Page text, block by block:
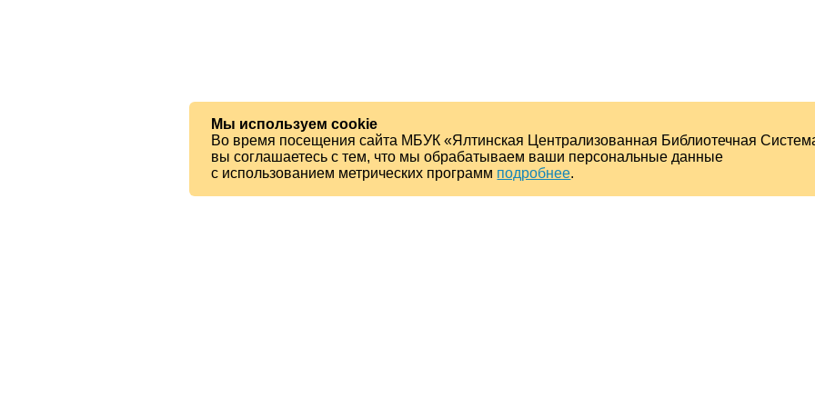
Мы используем cookie
Во время посещения сайта МБУК «Ялтинская Централизованная Библиотечная
вы соглашаетесь с тем, что мы обрабатываем ваши персональные данные
с использованием метрических программ подробнее.